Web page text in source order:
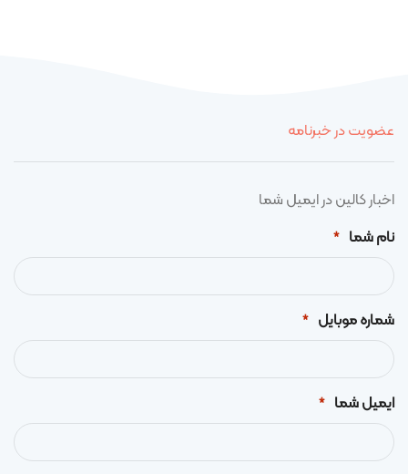
عضویت در خبرنامه
اخبار کالین در ایمیل شما
نام شما
*
شماره موبایل *
ایمیل شما *